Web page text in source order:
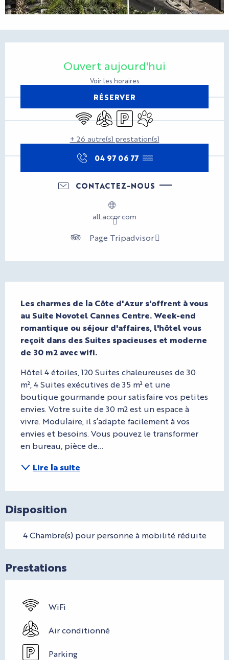
Ouvert aujourd'hui
Voir les horaires
RÉSERVER
WiFi Air conditionné
ParkingAnimaux acceptés
+ 26 autre(s) prestation(s)
04 97 06 77 ▒▒
CONTACTEZ-NOUS
all.accor.com
Page Tripadvisor
Description
Les charmes de la Côte d'Azur s'offrent à vous
au Suite Novotel Cannes Centre. Week-end
romantique ou séjour d'affaires, l'hôtel vous
reçoit dans des Suites spacieuses et moderne
de 30 m2 avec wifi.
Hôtel 4 étoiles, 120 Suites chaleureuses de 30
m², 4 Suites exécutives de 35 m² et une
boutique gourmande pour satisfaire vos petites
envies. Votre suite de 30 m2 est un espace à
vivre. Modulaire, il s’adapte facilement à vos
envies et besoins. Vous pouvez le transformer
en bureau, pièce de...
Lire la suite
Disposition
4 Chambre(s) pour personne à mobilité réduite
Prestations
WiFi
Air conditionné
Parking